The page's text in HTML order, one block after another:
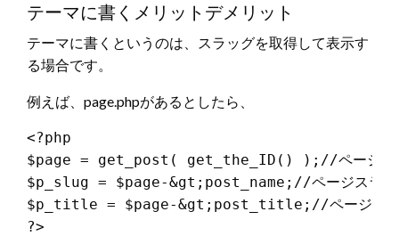
テーマに書くメリットデメリット
テーマに書くというのは、スラッグを取得して表示す
る場合です。
例えば、page.phpがあるとしたら、
<?php
$page = get_post( get_the_ID() );//ページの
$p_slug = $page-&gt;post_name;//ページスラッ
$p_title = $page-&gt;post_title;//ページタイ
?>